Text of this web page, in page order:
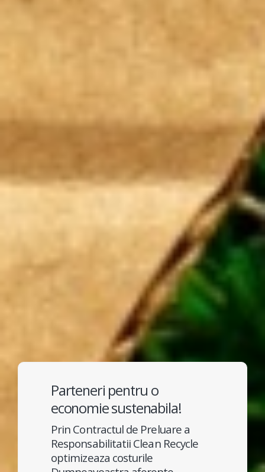
Parteneri pentru o
economie sustenabila!
Prin Contractul de Preluare a
Responsabilitatii Clean Recycle
optimizeaza costurile